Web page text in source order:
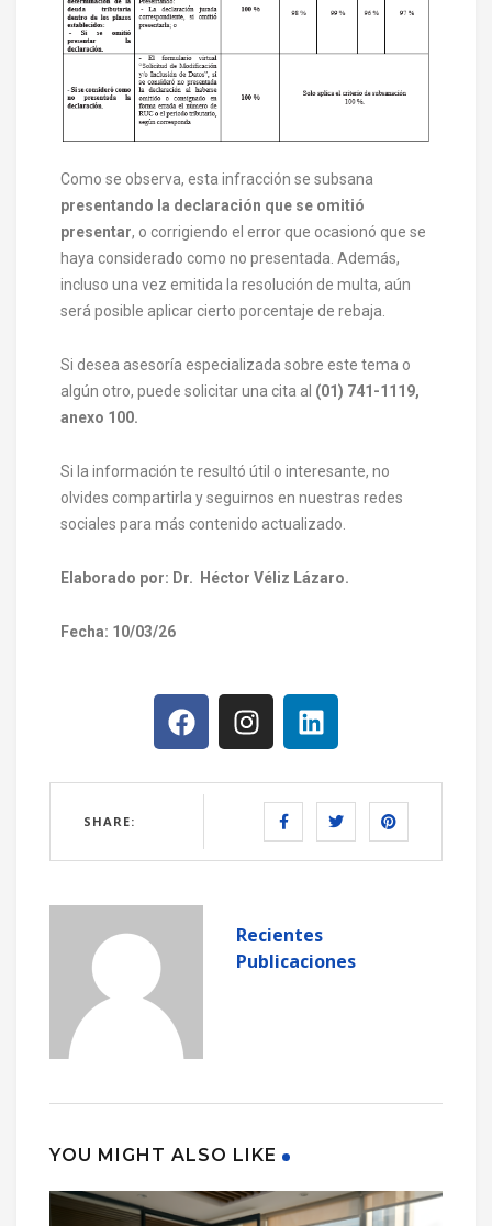
Como se observa, esta infracción se subsana
presentando la declaración que se omitió
presentar, o corrigiendo el error que ocasionó que se
haya considerado como no presentada. Además,
incluso una vez emitida la resolución de multa, aún
será posible aplicar cierto porcentaje de rebaja.
Si desea asesoría especializada sobre este tema o
algún otro, puede solicitar una cita al (01) 741-1119,
anexo 100.
Si la información te resultó útil o interesante, no
olvides compartirla y seguirnos en nuestras redes
sociales para más contenido actualizado.
Elaborado por: Dr. Héctor Véliz Lázaro.
Fecha: 10/03/26
SHARE:
Recientes
Publicaciones
YOU MIGHT ALSO LIKE